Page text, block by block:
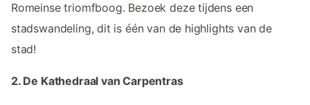
Romeinse triomfboog. Bezoek deze tijdens een
stadswandeling, dit is één van de highlights van de
stad!
2. De Kathedraal van Carpentras